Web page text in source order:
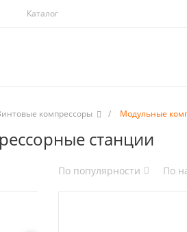
Каталог
компрессоры / Модульные
станции
По популярности По